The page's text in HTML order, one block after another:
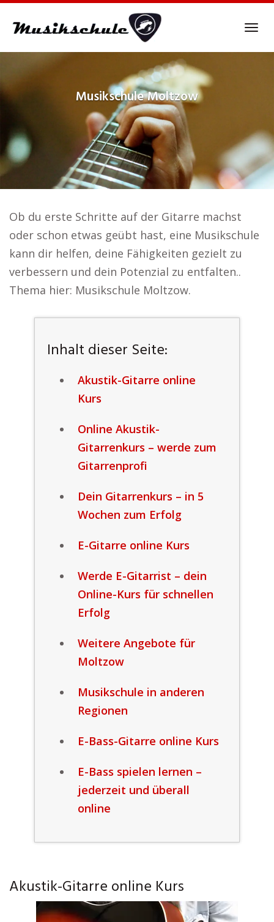
MusikschuleMoltzow
Ob du erste Schritte auf der Gitarre machst
oder schon etwas geübt hast, eine Musikschule
kann dir helfen, deine Fähigkeiten gezielt zu
verbessern und dein Potenzial zu entfalten..
Thema hier: Musikschule Moltzow.
Inhalt dieser Seite:
Akustik-Gitarre online
Kurs
Online Akustik-
Gitarrenkurs – werde zum
Gitarrenprofi
Dein Gitarrenkurs – in 5
Wochen zum Erfolg
E-Gitarre online Kurs
Werde E-Gitarrist – dein
Online-Kurs für schnellen
Erfolg
Weitere Angebote für
Moltzow
Musikschule in anderen
Regionen
E-Bass-Gitarre online Kurs
E-Bass spielen lernen –
jederzeit und überall
online
Akustik-Gitarre online Kurs